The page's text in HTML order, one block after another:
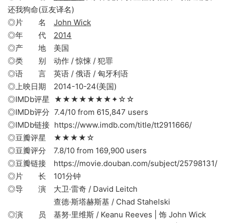
还我狗命(豆友译名)
◎片 名 John Wick
◎年 代 2014
◎产 地 美国
◎类 别 动作 / 惊悚 / 犯罪
◎语 言 英语 / 俄语 / 匈牙利语
◎上映日期 2014-10-24(美国)
◎IMDb评星 ★★★★★★★✦☆☆
◎IMDb评分 7.4/10 from 615,847 users
◎IMDb链接 https://www.imdb.com/title/tt2911666/
◎豆瓣评星 ★★★★☆
◎豆瓣评分 7.8/10 from 169,900 users
◎豆瓣链接 https://movie.douban.com/subject/25798131/
◎片 长 101分钟
◎导 演 大卫·雷奇 / David Leitch
查德·斯塔赫斯基 / Chad Stahelski
◎演 员 基努·里维斯 / Keanu Reeves | 饰 John Wick